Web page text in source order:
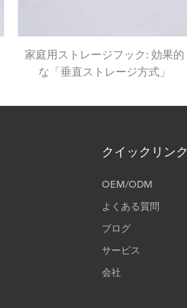
家庭用ストレージフック: 効果的
な「垂直ストレージ方式」
クイックリンク
OEM/ODM
よくある質問
ブログ
サービス
会社